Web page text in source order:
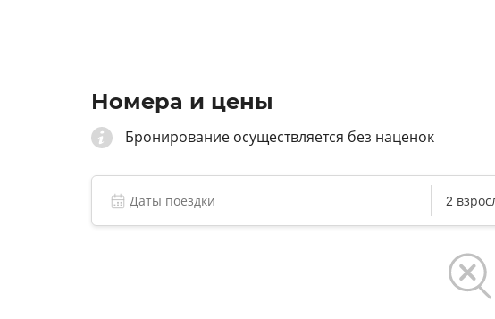
Номера и цены
Бронирование осуществляется без наценок